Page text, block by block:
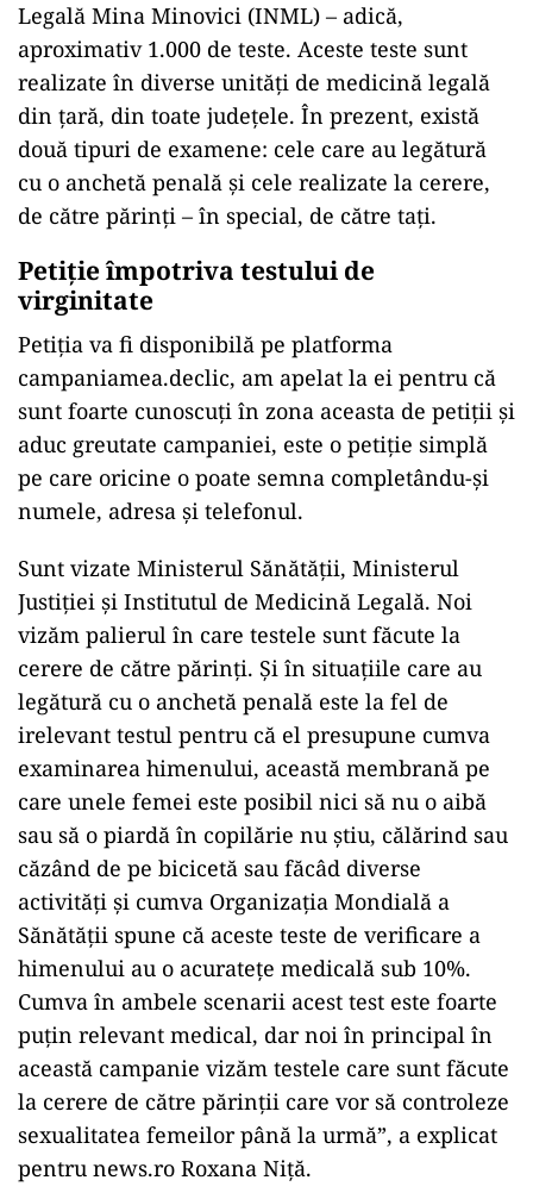
Legală Mina Minovici (INML) – adică,
aproximativ 1.000 de teste. Aceste teste sunt
realizate în diverse unităţi de medicină legală
din ţară, din toate judeţele. În prezent, există
două tipuri de examene: cele care au legătură
cu o anchetă penală şi cele realizate la cerere,
de către părinţi – în special, de către taţi.
Petiție împotriva testului de
virginitate
Petiţia va fi disponibilă pe platforma
campaniamea.declic, am apelat la ei pentru că
sunt foarte cunoscuţi în zona aceasta de petiţii şi
aduc greutate campaniei, este o petiţie simplă
pe care oricine o poate semna completându-şi
numele, adresa şi telefonul.
Sunt vizate Ministerul Sănătăţii, Ministerul
Justiţiei şi Institutul de Medicină Legală. Noi
vizăm palierul în care testele sunt făcute la
cerere de către părinţi. Şi în situaţiile care au
legătură cu o anchetă penală este la fel de
irelevant testul pentru că el presupune cumva
examinarea himenului, această membrană pe
care unele femei este posibil nici să nu o aibă
sau să o piardă în copilărie nu ştiu, călărind sau
căzând de pe bicicetă sau făcâd diverse
activităţi şi cumva Organizaţia Mondială a
Sănătăţii spune că aceste teste de verificare a
himenului au o acurateţe medicală sub 10%.
Cumva în ambele scenarii acest test este foarte
puţin relevant medical, dar noi în principal în
această campanie vizăm testele care sunt făcute
la cerere de către părinţii care vor să controleze
sexualitatea femeilor până la urmă”, a explicat
pentru news.ro Roxana Niţă.